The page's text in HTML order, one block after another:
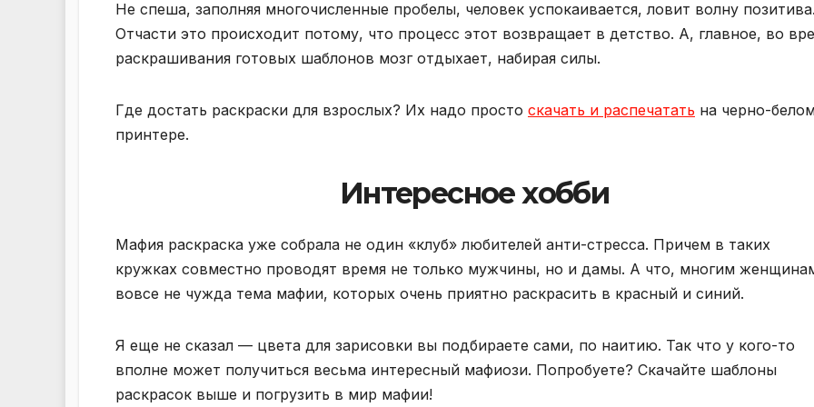
Не спеша, заполняя многочисленные пробелы, человек успокаивается, ловит волну позитива.
Отчасти это происходит потому, что процесс этот возвращает в детство. А, главное, во
раскрашивания готовых шаблонов мозг отдыхает, набирая силы.
Где достать раскраски для взрослых? Их надо просто скачать и распечатать на черно-
принтере.
Интересное хобби
Мафия раскраска уже собрала не один «клуб» любителей анти-стресса. Причем в таких
кружках совместно проводят время не только мужчины, но и дамы. А что, многим
вовсе не чужда тема мафии, которых очень приятно раскрасить в красный и синий.
Я еще не сказал — цвета для зарисовки вы подбираете сами, по наитию. Так что у кого-то
вполне может получиться весьма интересный мафиози. Попробуете? Скачайте шаблоны
раскрасок выше и погрузить в мир мафии!